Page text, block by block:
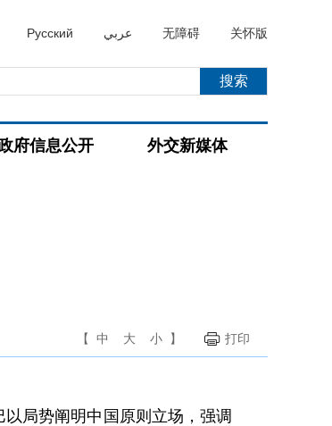
Русский عربي 无障碍 关怀版
府信息公开 外交新媒体
【 中 大 小 】 打印
局势阐明中国原则立场，强调